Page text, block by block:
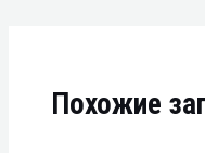
Похожие